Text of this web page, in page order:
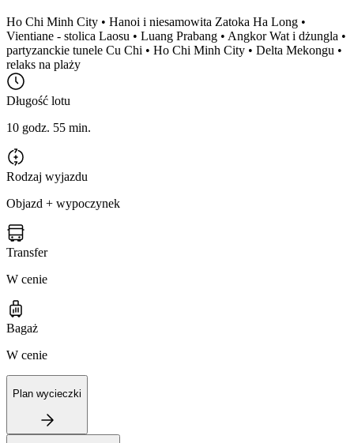
Ho Chi Minh City • Hanoi i niesamowita Zatoka Ha Long •
Vientiane - stolica Laosu • Luang Prabang • Angkor Wat i dżungla •
partyzanckie tunele Cu Chi • Ho Chi Minh City • Delta Mekongu •
relaks na plaży
Długość lotu
10 godz. 55 min.
Rodzaj wyjazdu
Objazd + wypoczynek
Transfer
W cenie
Bagaż
W cenie
Plan wycieczki